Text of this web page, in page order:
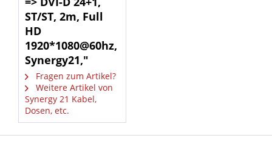
ST/ST, 2m, Full
HD
1920*1080@60hz,
Synergy21,"
Fragen zum Artikel?
Weitere Artikel von
Synergy 21 Kabel,
Dosen, etc.